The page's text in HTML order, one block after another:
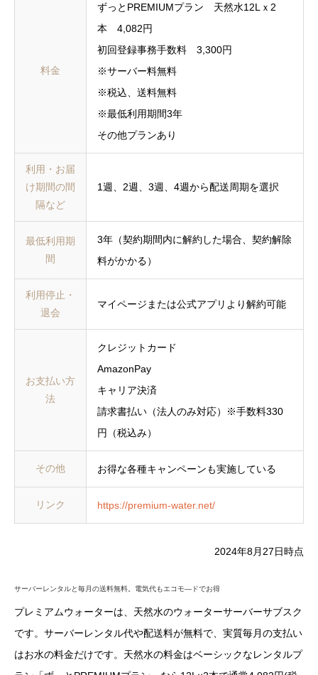
料金
ずっとPREMIUMプラン 天然水12Lｘ2
本 4,082円
初回登録事務手数料 3,300円
※サーバー料無料
※税込、送料無料
※最低利用期間3年
その他プランあり
利用・お届
け期間の間
隔など
1週、2週、3週、4週から配送周期を選択
最低利用期
間
3年（契約期間内に解約した場合、契約解除
料がかかる）
利用停止・
退会
マイページまたは公式アプリより解約可能
お支払い方
法
クレジットカード
AmazonPay
キャリア決済
請求書払い（法人のみ対応）※手数料330
円（税込み）
その他 お得な各種キャンペーンも実施している
リンク https://premium-water.net/
2024年8月27日時点
サーバーレンタルと毎月の送料無料。電気代もエコモ―ドでお得
プレミアムウォーターは、天然水のウォーターサーバーサブスク
です。サーバーレンタル代や配送料が無料で、実質毎月の支払い
はお水の料金だけです。天然水の料金はベーシックなレンタルプ